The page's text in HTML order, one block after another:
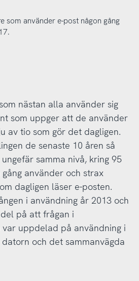
som använder e-post någon gång
nästan alla använder sig
som uppger att de använder
av tio som gör det dagligen.
de senaste 10 åren så
samma nivå, kring 95
använder och strax
dagligen läser e-posten.
i användning år 2013 och
på att frågan i
uppdelad på användning i
och det sammanvägda